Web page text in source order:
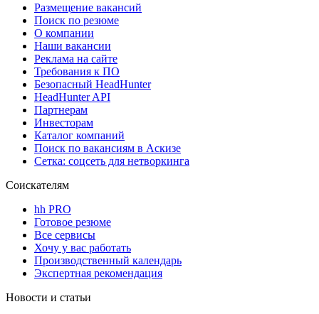
Размещение вакансий
Поиск по резюме
О компании
Наши вакансии
Реклама на сайте
Требования к ПО
Безопасный HeadHunter
HeadHunter API
Партнерам
Инвесторам
Каталог компаний
Поиск по вакансиям в Аскизе
Сетка: соцсеть для нетворкинга
Соискателям
hh PRO
Готовое резюме
Все сервисы
Хочу у вас работать
Производственный календарь
Экспертная рекомендация
Новости и статьи